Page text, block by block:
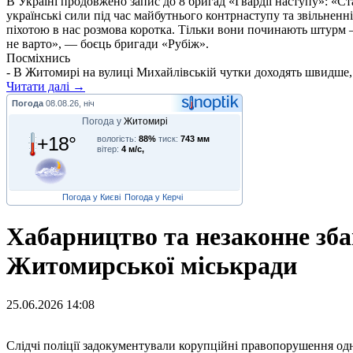
українські сили під час майбутнього контрнаступу та
піхотою в нас розмова коротка. Тільки вони починають штурм
не варто», — боєць бригади «Рубіж».
Посміхнись
- В Житомирі на вулиці Михайлівській чутки доходять
Читати далі →
Погода 08.08.26, ніч
Погода у Житомирі
+18° вологість: 88% тиск: 743 мм
вітер: 4 м/с,
Погода у Києві Погода у Керчі
Хабарництво та незаконне
Житомирської міськради
25.06.2026 14:08
Слідчі поліції задокументували корупційні правопорушення